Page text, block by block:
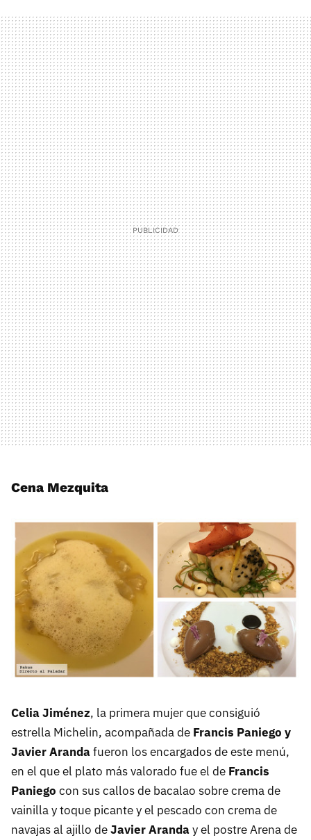
Cena Mezquita
Celia Jiménez, la primera mujer que consiguió
estrella Michelin, acompañada de Francis Paniego y
Javier Arandafueron los encargados de este menú,
en el que el plato más valorado fue el de Francis
Paniego con sus callos de bacalao sobre crema de
vainilla y toque picante y el pescado con crema de
navajas al ajillo deJavier Aranday el postre Arena de